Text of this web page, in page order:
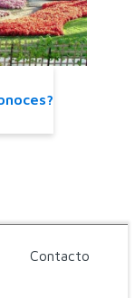
Contacto